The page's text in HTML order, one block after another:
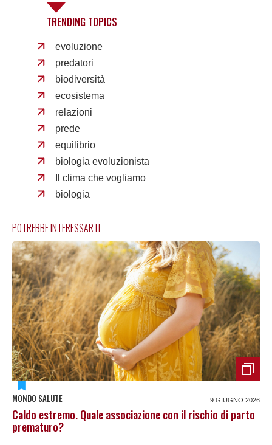
TRENDING TOPICS
evoluzione
predatori
biodiversità
ecosistema
relazioni
prede
equilibrio
biologia evoluzionista
Il clima che vogliamo
biologia
POTREBBE INTERESSARTI
MONDO SALUTE 9 GIUGNO 2026
Caldo estremo. Quale associazione con il rischio di parto
prematuro?